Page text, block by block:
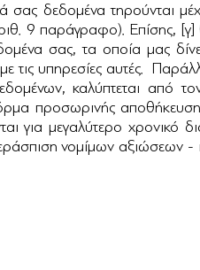
δεδομένα τηρούνται
9 παράγραφο). Επίσης,
σας, τα οποία μας
τις υπηρεσίες αυτές.
καλύπτεται από
προσωρινής
για μεγαλύτερο χρονικό
νομίμων αξιώσεων